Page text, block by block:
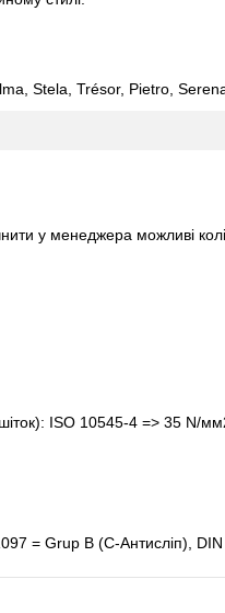
Stela, Trésor, Pietro,
у менеджера можливі
ISO 10545-4 => 35 N/
= Grup B (C-Антисліп),